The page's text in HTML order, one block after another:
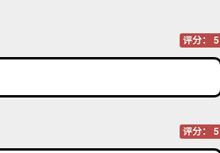
评分： 5
评分： 5